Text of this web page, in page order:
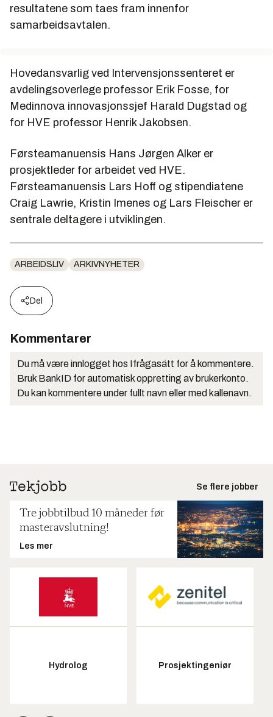
resultatene som taes fram innenfor
samarbeidsavtalen.
Hovedansvarlig ved Intervensjonssenteret er
avdelingsoverlege professor Erik Fosse, for
Medinnova innovasjonssjef Harald Dugstad og
for HVE professor Henrik Jakobsen.
Førsteamanuensis Hans Jørgen Alker er
prosjektleder for arbeidet ved HVE.
Førsteamanuensis Lars Hoff og stipendiatene
Craig Lawrie, Kristin Imenes og Lars Fleischer er
sentrale deltagere i utviklingen.
ARBEIDSLIV ARKIVNYHETER
Del
Kommentarer
Du må være innlogget hos Ifrågasätt for å kommentere.
Bruk BankID for automatisk oppretting av brukerkonto.
Du kan kommentere under fullt navn eller med kallenavn.
Se flere jobber
Tre jobbtilbud 10 måneder før
masteravslutning!
Les mer
Hydrolog Prosjektingeniør